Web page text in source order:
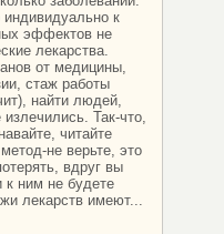
индивидуально к
эффектов не
лекарства.
от медицины,
стаж работы
найти людей,
Так-что,
читайте
не верьте, это
вдруг вы
к ним не будете
лекарств имеют...